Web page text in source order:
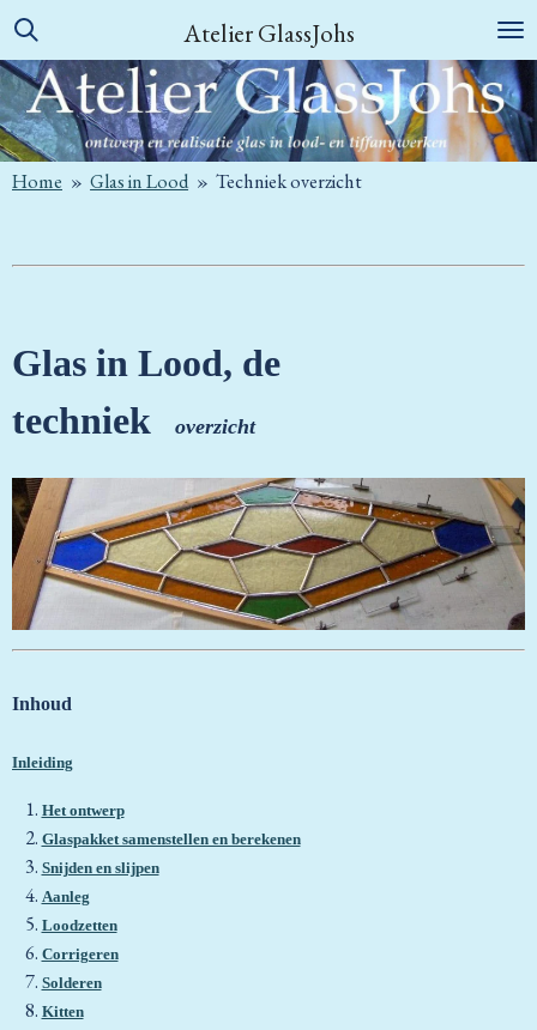
Ga
naar
de
hoofdinhoud
Atelier GlassJohs
Home » Glas in Lood » Techniek overzicht
Glas in Lood, de
techniek
overzicht
Inhoud
Inleiding
Het ontwerp
Glaspakket samenstellen en berekenen
Snijden en slijpen
Aanleg
Loodzetten
Corrigeren
Solderen
Kitten